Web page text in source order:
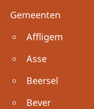
Voet
Gemeenten
Affligem
Asse
Beersel
Bever